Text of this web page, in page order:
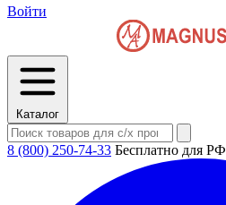
Войти
Каталог
8 (800) 250-74-33 Бесплатно для РФ